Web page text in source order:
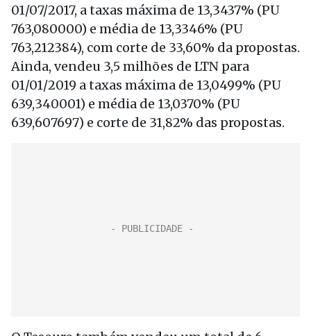
01/07/2017, a taxas máxima de 13,3437% (PU
763,080000) e média de 13,3346% (PU
763,212384), com corte de 33,60% da propostas.
Ainda, vendeu 3,5 milhões de LTN para
01/01/2019 a taxas máxima de 13,0499% (PU
639,340001) e média de 13,0370% (PU
639,607697) e corte de 31,82% das propostas.